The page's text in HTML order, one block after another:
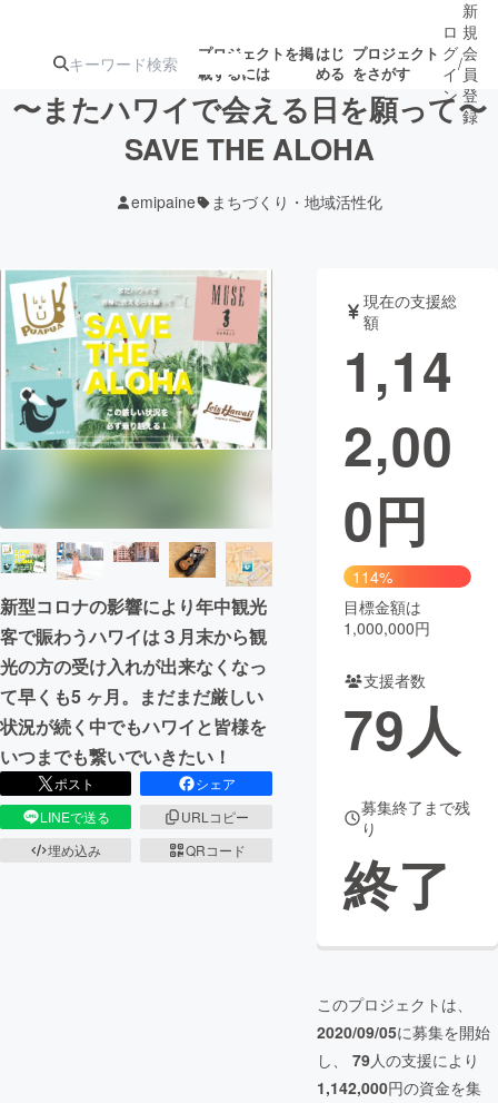
プロジェクトを掲
載するには
はじ
める
プロジェクト
をさがす
ターン
ジェクト
募集終了が近いプ
ロジェクト
アート・写真 音楽
テクノロジー・ガジェット ゲーム・サ
映像・映画
まちづくり・地域活性化
CAMPFIRE for Social Good
CAMPFIRE Creation
CAMPFIREふるさと納税machi-ya コミュニティ
ロ
グ
イ
ン
/
新
規
会
員
登
録
〜またハワイで会える日を願って〜
SAVE THE ALOHA
emipaine まちづくり・地域活性化
新型コロナの影響により年中観光
客で賑わうハワイは３月末から観
光の方の受け入れが出来なくなっ
て早くも5 ヶ月。まだまだ厳しい
状況が続く中でもハワイと皆様を
いつまでも繋いでいきたい！
ポスト
シェア
LINEで送る
URLコピー
埋め込み
QRコード
現在の支援総
額
1,14
2,00
0円
114%
目標金額は
1,000,000円
支援者数
79人
募集終了まで残
り
終了
このプロジェクトは、
2020/09/05に募集を開始
し、 79人の支援により
1,142,000円の資金を集